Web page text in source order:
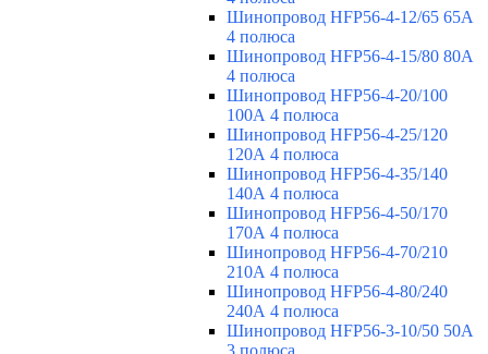
Шинопровод HFP56-4-12/65 65А
4 полюса
Шинопровод HFP56-4-15/80 80А
4 полюса
Шинопровод HFP56-4-20/100
100А 4 полюса
Шинопровод HFP56-4-25/120
120А 4 полюса
Шинопровод HFP56-4-35/140
140А 4 полюса
Шинопровод HFP56-4-50/170
170А 4 полюса
Шинопровод HFP56-4-70/210
210А 4 полюса
Шинопровод HFP56-4-80/240
240А 4 полюса
Шинопровод HFP56-3-10/50 50А
3 полюса